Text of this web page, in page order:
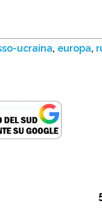
ucraina, europa,